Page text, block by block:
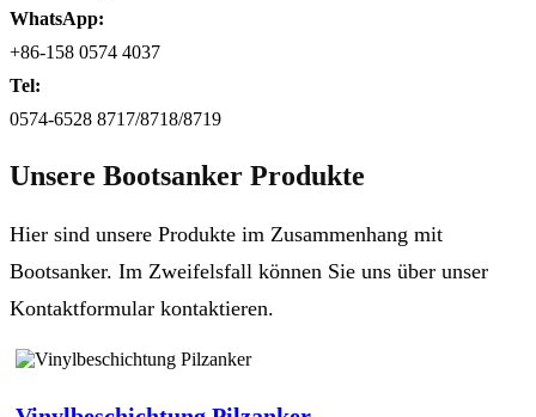
WhatsApp:
+86-158 0574 4037
Tel:
0574-6528 8717/8718/8719
Unsere Bootsanker Produkte
Hier sind unsere Produkte im Zusammenhang mit
Bootsanker. Im Zweifelsfall können Sie uns über unser
Kontaktformular kontaktieren.